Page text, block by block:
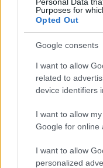
Purposes for
Opted Out
Google consents
I want to allow
related to
device identifiers
I want to allow
Google for online
I want to allow
personalized
υποδομών τις